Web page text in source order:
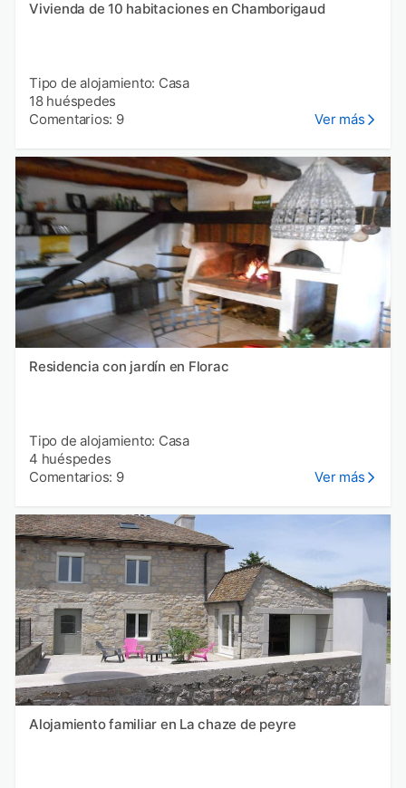
Vivienda de 10 habitaciones en Chamborigaud
Tipo de alojamiento: Casa
18 huéspedes
Comentarios: 9
Ver más
Residencia con jardín en Florac
Tipo de alojamiento: Casa
4 huéspedes
Comentarios: 9
Ver más
Alojamiento familiar en La chaze de peyre